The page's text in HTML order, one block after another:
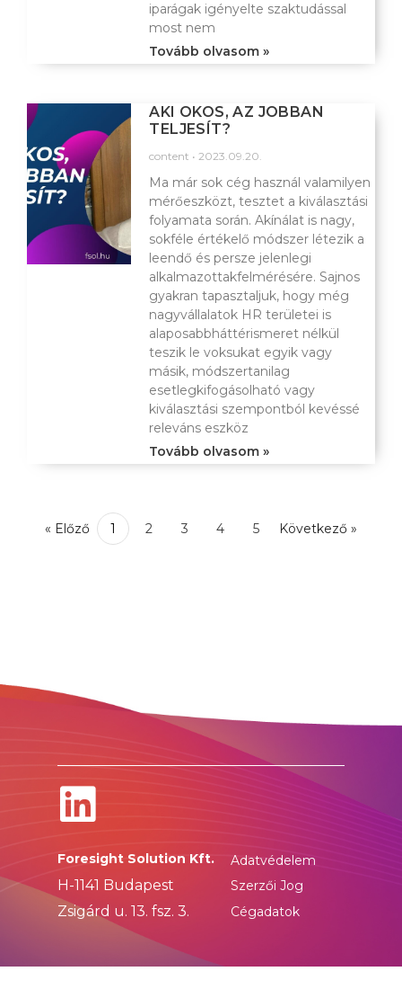
iparágak igényelte szaktudással
most nem
Tovább olvasom »
AKI OKOS, AZ JOBBAN
TELJESÍT?
content 2023.09.20.
Ma már sok cég használ valamilyen
mérőeszközt, tesztet a kiválasztási
folyamata során. Akínálat is nagy,
sokféle értékelő módszer létezik a
leendő és persze jelenlegi
alkalmazottakfelmérésére. Sajnos
gyakran tapasztaljuk, hogy még
nagyvállalatok HR területei is
alaposabbháttérismeret nélkül
teszik le voksukat egyik vagy
másik, módszertanilag
esetlegkifogásolható vagy
kiválasztási szempontból kevéssé
releváns eszköz
Tovább olvasom »
« Előző 1 2 3 4 5 Következő »
Foresight Solution Kft.
H-1141 Budapest
Zsigárd u. 13. fsz. 3.
Adatvédelem
Szerzői Jog
Cégadatok